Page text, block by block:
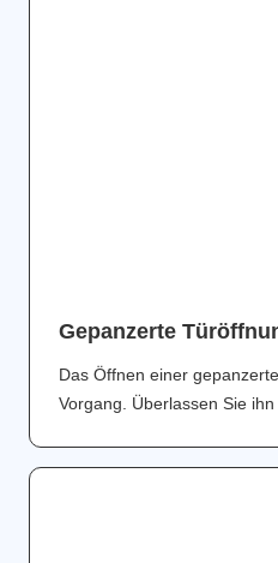
Gepanzerte
Das Öffnen einer
Vorgang. Überlassen Sie